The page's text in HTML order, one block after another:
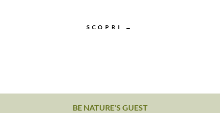
SCOPRI →
BE NATURE'S GUEST